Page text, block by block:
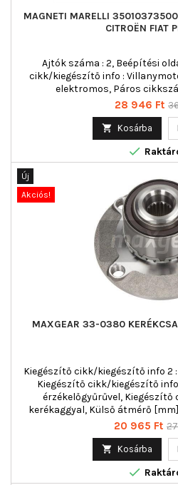
MAGNETI MARELLI
CITROËN FIAT
Ajtók száma : 2, Beépítési
cikk/kiegészítő info :
elektromos, Páros
Ár
28 946 Ft
 Kosárba

Új
Akciós!
MAXGEAR 33-0380
Kiegészítő cikk/kiegészítő info 2
Kiegészítő cikk/kiegészítő
érzékelőgyűrűvel,
kerékaggyal, Külső átmérő [mm]
Ár
20 965 Ft
 Kosárba
